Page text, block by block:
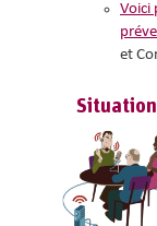
Voici
et